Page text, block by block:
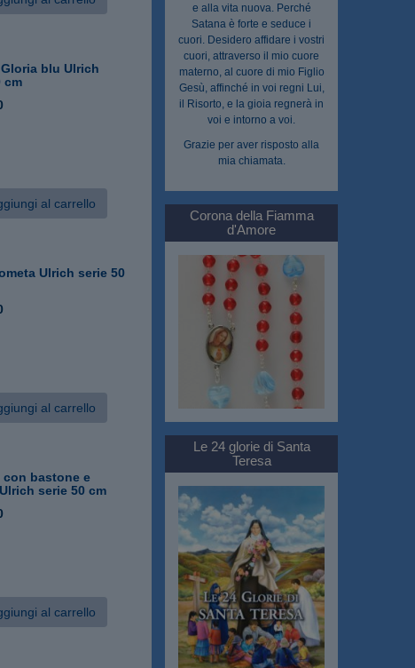
blu Ulrich
cm
al carrello
Ulrich serie 50
al carrello
con bastone e
serie 50 cm
al carrello
e alla vita nuova. Perché
Satana è forte e seduce i
cuori. Desidero affidare i vostri
cuori, attraverso il mio cuore
materno, al cuore di mio Figlio
Gesù, affinché in voi regni Lui,
il Risorto, e la gioia regnerà in
voi e intorno a voi.
Grazie per aver risposto alla
mia chiamata.
Corona della Fiamma
d'Amore
Le 24 glorie di Santa
Teresa